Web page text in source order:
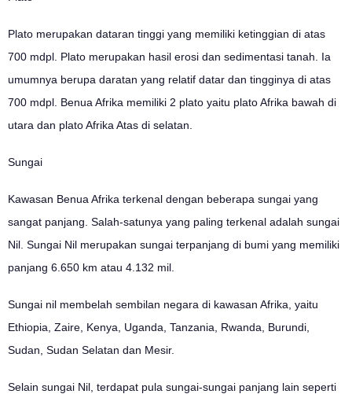
Plato merupakan dataran tinggi yang memiliki ketinggian di atas
700 mdpl. Plato merupakan hasil erosi dan sedimentasi tanah. Ia
umumnya berupa daratan yang relatif datar dan tingginya di atas
700 mdpl. Benua Afrika memiliki 2 plato yaitu plato Afrika bawah di
utara dan plato Afrika Atas di selatan.
Sungai
Kawasan Benua Afrika terkenal dengan beberapa sungai yang
sangat panjang. Salah-satunya yang paling terkenal adalah sungai
Nil. Sungai Nil merupakan sungai terpanjang di bumi yang memiliki
panjang 6.650 km atau 4.132 mil.
Sungai nil membelah sembilan negara di kawasan Afrika, yaitu
Ethiopia, Zaire, Kenya, Uganda, Tanzania, Rwanda, Burundi,
Sudan, Sudan Selatan dan Mesir.
Selain sungai Nil, terdapat pula sungai-sungai panjang lain seperti